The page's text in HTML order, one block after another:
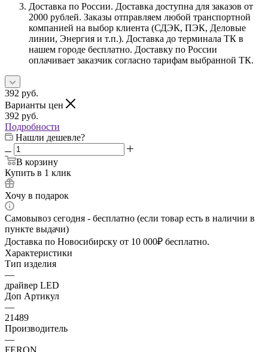
Доставка по России. Доставка доступна для заказов от
2000 рублей. Заказы отправляем любой транспортной
компанией на выбор клиента (СДЭК, ПЭК, Деловые
линии, Энергия и т.п.). Доставка до терминала ТК в
нашем городе бесплатно. Доставку по России
оплачивает заказчик согласно тарифам выбранной ТК.
392 руб.
Варианты цен
392 руб.
Подробности
Нашли дешевле?
В корзину
Купить в 1 клик
Хочу в подарок
Самовывоз сегодня - бесплатно (если товар есть в наличии в
пункте выдачи)
Доставка по Новосибирску от 10 000₽ бесплатно.
Характеристики
Тип изделия
—
драйвер LED
Доп Артикул
—
21489
Производитель
—
FERON